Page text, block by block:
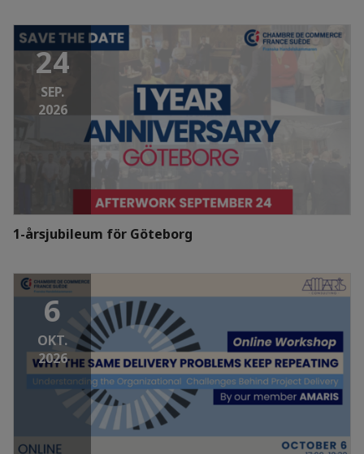
24
SEP.
2026
1-årsjubileum för Göteborg
6
OKT.
2026